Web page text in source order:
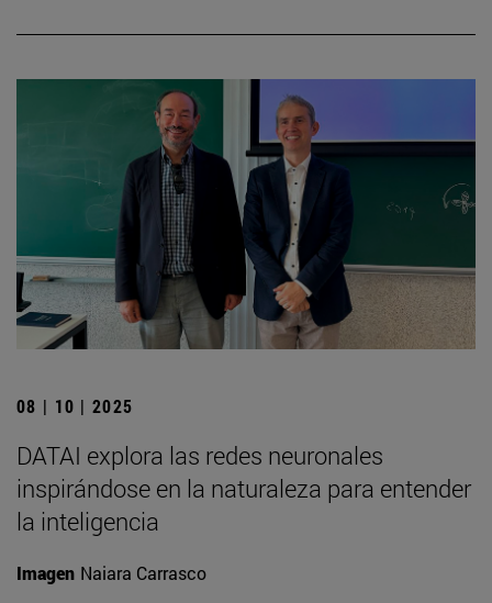
08 | 10 | 2025
DATAI explora las redes neuronales
inspirándose en la naturaleza para entender
la inteligencia
Imagen Naiara Carrasco